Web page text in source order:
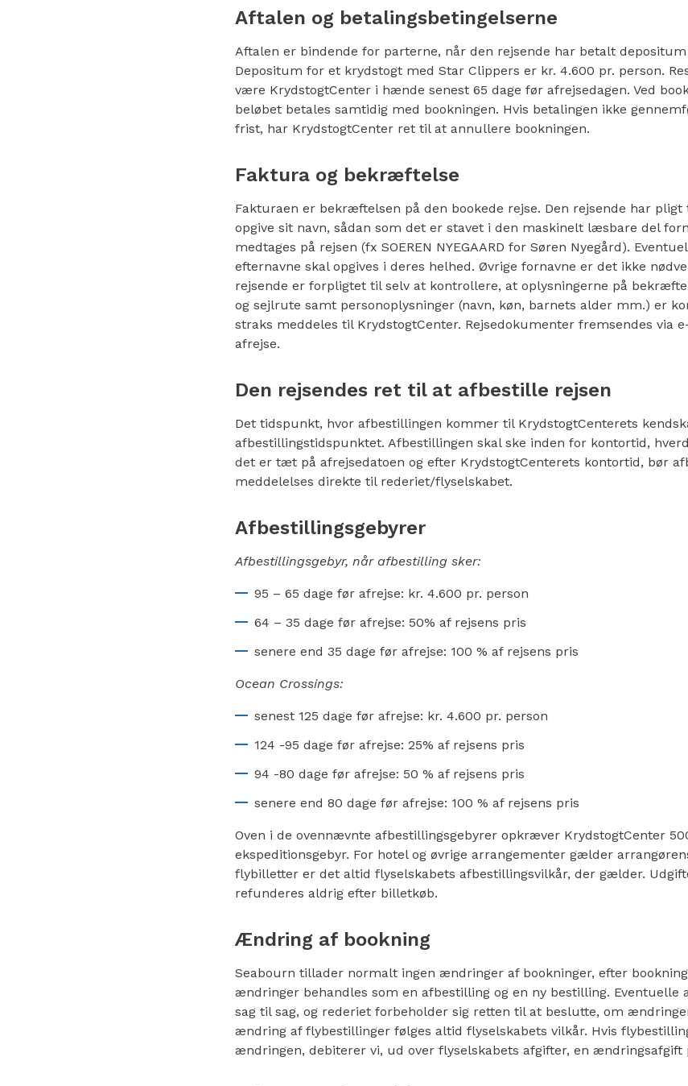
Aftalen og betalingsbetingelserne
Aftalen er bindende for parterne, når den rejsende har betalt
Depositum for et krydstogt med Star Clippers er kr. 4.600 pr. person.
være KrydstogtCenter i hænde senest 65 dage før afrejsedagen. Ved
beløbet betales samtidig med bookningen. Hvis betalingen ikke
frist, har KrydstogtCenter ret til at annullere bookningen.
Faktura og bekræftelse
Fakturaen er bekræftelsen på den bookede rejse. Den rejsende har pligt
opgive sit navn, sådan som det er stavet i den maskinelt læsbare del
medtages på rejsen (fx SOEREN NYEGAARD for Søren Nyegård).
efternavne skal opgives i deres helhed. Øvrige fornavne er det ikke
rejsende er forpligtet til selv at kontrollere, at oplysningerne på
og sejlrute samt personoplysninger (navn, køn, barnets alder mm.) er
straks meddeles til KrydstogtCenter. Rejsedokumenter fremsendes via
afrejse.
Den rejsendes ret til at afbestille rejsen
Det tidspunkt, hvor afbestillingen kommer til KrydstogtCenterets
afbestillingstidspunktet. Afbestillingen skal ske inden for kontortid,
det er tæt på afrejsedatoen og efter KrydstogtCenterets kontortid, bør
meddelelses direkte til rederiet/flyselskabet.
Afbestillingsgebyrer
Afbestillingsgebyr, når afbestilling sker:
95 – 65 dage før afrejse: kr. 4.600 pr. person
64 – 35 dage før afrejse: 50% af rejsens pris
senere end 35 dage før afrejse: 100 % af rejsens pris
Ocean Crossings:
senest 125 dage før afrejse: kr. 4.600 pr. person
124 -95 dage før afrejse: 25% af rejsens pris
94 -80 dage før afrejse: 50 % af rejsens pris
senere end 80 dage før afrejse: 100 % af rejsens pris
Oven i de ovennævnte afbestillingsgebyrer opkræver KrydstogtCenter
ekspeditionsgebyr. For hotel og øvrige arrangementer gælder
flybilletter er det altid flyselskabets afbestillingsvilkår, der gælder.
refunderes aldrig efter billetkøb.
Ændring af bookning
Seabourn tillader normalt ingen ændringer af bookninger, efter
ændringer behandles som en afbestilling og en ny bestilling.
sag til sag, og rederiet forbeholder sig retten til at beslutte, om
ændring af flybestillinger følges altid flyselskabets vilkår. Hvis
ændringen, debiterer vi, ud over flyselskabets afgifter, en ændringsafgift